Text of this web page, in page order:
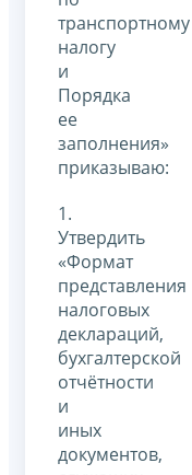
транспортному
налогу
и
Порядка
ее
заполнения»
приказываю:
1.
Утвердить
«Формат
представления
налоговых
деклараций,
бухгалтерской
отчётности
и
иных
документов,